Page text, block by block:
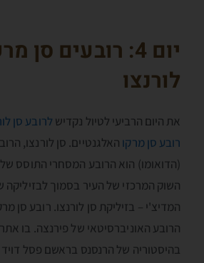
יום 4: רובעים סן
לורנצו
את היום הרביעי לטיול נקדיש לרובע סן
רובע סן מרקו האלגנטיים. סן לורנצו,
(הדואומו) הוא הרובע המסחרי התוסס
השוק המרכזי של העיר בסמוך
המדיצ'י – בזיליקת סן לורנצו. רובע סן
הרובע האוניברסיטאי של פירנצה. בו
בהיסטוריה של הרנסנס בראשם פסל דויד